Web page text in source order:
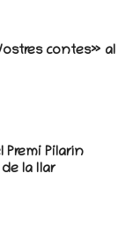
contes» al
Premi Pilarín
la llar